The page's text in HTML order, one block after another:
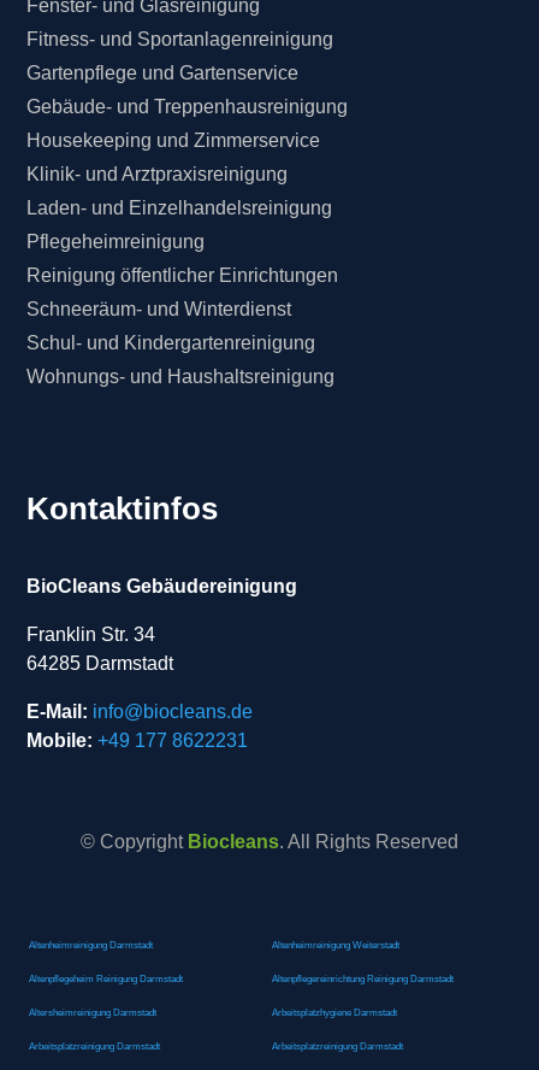
Fenster- und Glasreinigung
Fitness- und Sportanlagenreinigung
Gartenpflege und Gartenservice
Gebäude- und Treppenhausreinigung
Housekeeping und Zimmerservice
Klinik- und Arztpraxisreinigung
Laden- und Einzelhandelsreinigung
Pflegeheimreinigung
Reinigung öffentlicher Einrichtungen
Schneeräum- und Winterdienst
Schul- und Kindergartenreinigung
Wohnungs- und Haushaltsreinigung
Kontaktinfos
BioCleans Gebäudereinigung
Franklin Str. 34
64285 Darmstadt
E-Mail: info@biocleans.de
Mobile: +49 177 8622231
© Copyright Biocleans. All Rights Reserved
Altenheimreinigung Darmstadt Altenheimreinigung Weiterstadt
Altenpflegeheim Reinigung Darmstadt Altenpflegereinrichtung Reinigung Darmstadt
Altersheimreinigung Darmstadt Arbeitsplatzhygiene Darmstadt
Arbeitsplatzreinigung Darmstadt Arbeitsplatzreinigung Darmstadt